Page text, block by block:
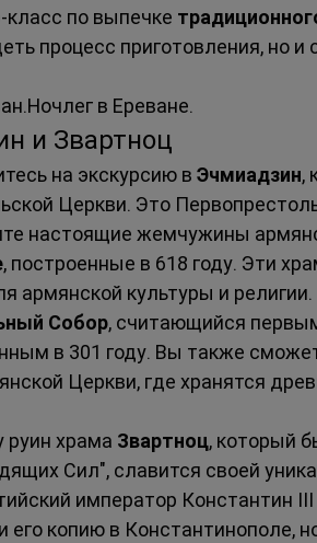
по выпечке
процесс приготовления, но и
в Ереване.
и Звартноц
на экскурсию в Эчмиадзин,
Церкви. Это
настоящие жемчужины
, построенные в 618 году. Эти
армянской культуры и религии.
Собор, считающийся
в 301 году. Вы также
Церкви, где хранятся
руин храма Звартноц, который
Сил", славится своей
император Константин
его копию в Константинополе,